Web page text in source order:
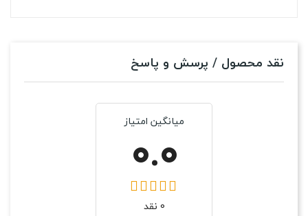
نقد محصول / پرسش و پاسخ
میانگین امتیاز
0.0
0 نقد